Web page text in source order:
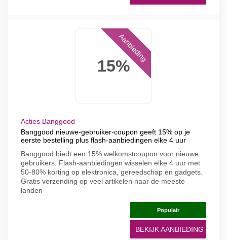
15%
Aanbieding
Acties Banggood
Banggood nieuwe-gebruiker-coupon geeft 15% op je
eerste bestelling plus flash-aanbiedingen elke 4 uur
Banggood biedt een 15% welkomstcoupon voor nieuwe
gebruikers. Flash-aanbiedingen wisselen elke 4 uur met
50-80% korting op elektronica, gereedschap en gadgets.
Gratis verzending op veel artikelen naar de meeste
landen
Populair
BEKIJK AANBIEDING